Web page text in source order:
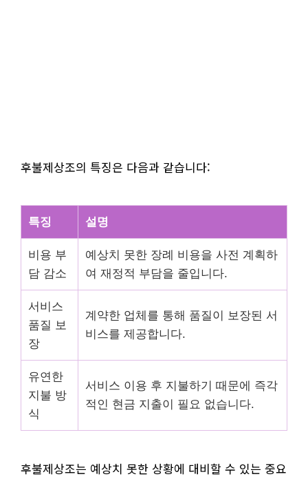
후불제상조의 특징은 다음과 같습니다:
특징 설명
비용 부
담 감소
예상치 못한 장례 비용을 사전 계획하
여 재정적 부담을 줄입니다.
서비스
품질 보
장
계약한 업체를 통해 품질이 보장된 서
비스를 제공합니다.
유연한
지불 방
식
서비스 이용 후 지불하기 때문에 즉각
적인 현금 지출이 필요 없습니다.
후불제상조는 예상치 못한 상황에 대비할 수 있는 중요